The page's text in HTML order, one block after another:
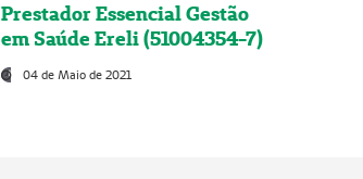
Prestador Essencial Gestão
em Saúde Ereli (51004354-7)
04 de Maio de 2021